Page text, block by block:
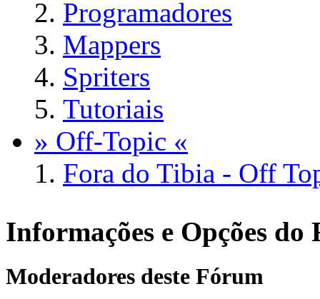
Programadores
Mappers
Spriters
Tutoriais
» Off-Topic «
Fora do Tibia - Off
Informações e Opções do
Moderadores deste Fórum